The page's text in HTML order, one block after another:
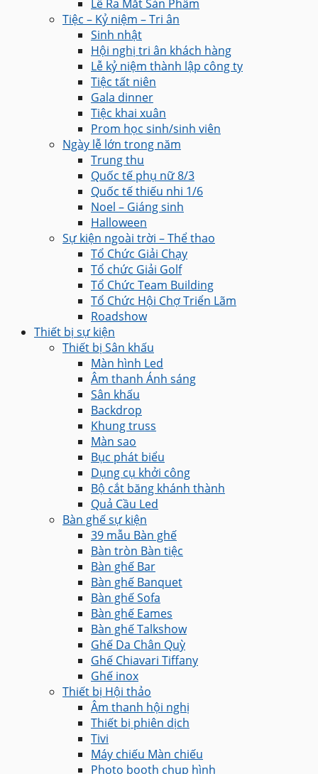
Lễ Ra Mắt Sản Phẩm
Tiệc – Kỷ niệm – Tri ân
Sinh nhật
Hội nghị tri ân khách hàng
Lễ kỷ niệm thành lập công ty
Tiệc tất niên
Gala dinner
Tiệc khai xuân
Prom học sinh/sinh viên
Ngày lễ lớn trong năm
Trung thu
Quốc tế phụ nữ 8/3
Quốc tế thiếu nhi 1/6
Noel – Giáng sinh
Halloween
Sự kiện ngoài trời – Thể thao
Tổ Chức Giải Chạy
Tổ chức Giải Golf
Tổ Chức Team Building
Tổ Chức Hội Chợ Triển Lãm
Roadshow
Thiết bị sự kiện
Thiết bị Sân khấu
Màn hình Led
Âm thanh Ánh sáng
Sân khấu
Backdrop
Khung truss
Màn sao
Bục phát biểu
Dụng cụ khởi công
Bộ cắt băng khánh thành
Quả Cầu Led
Bàn ghế sự kiện
39 mẫu Bàn ghế
Bàn tròn Bàn tiệc
Bàn ghế Bar
Bàn ghế Banquet
Bàn ghế Sofa
Bàn ghế Eames
Bàn ghế Talkshow
Ghế Da Chân Quỳ
Ghế Chiavari Tiffany
Ghế inox
Thiết bị Hội thảo
Âm thanh hội nghị
Thiết bị phiên dịch
Tivi
Máy chiếu Màn chiếu
Photo booth chụp hình